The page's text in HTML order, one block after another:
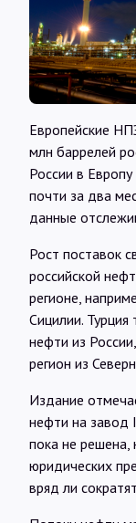
Европейские
млн баррелей
России в
почти за два
данные
Рост поставок
российской
регионе,
Сицилии.
нефти из
регион из
Издание
нефти на завод
пока не решена,
юридических
вряд ли